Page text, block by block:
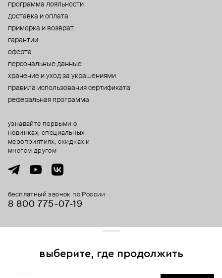
программа лояльности
доставка и оплата
примерка и возврат
гарантии
оферта
персональные данные
хранение и уход за украшениями
правила использования сертификата
реферальная программа
бесплатный звонок по России
8 800 775⁠-07⁠-19
узнавайте первыми о
новинках, специальных
мероприятиях, скидках и
многом другом
выберите, где продолжить